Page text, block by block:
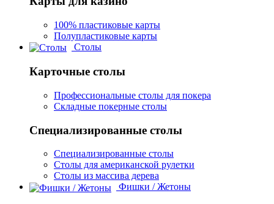
100% пластиковые карты
Полупластиковые карты
Столы
Карточные столы
Профессиональные столы для покера
Складные покерные столы
Специализированные столы
Специализированные столы
Столы для американской рулетки
Столы из массива дерева
Фишки / Жетоны